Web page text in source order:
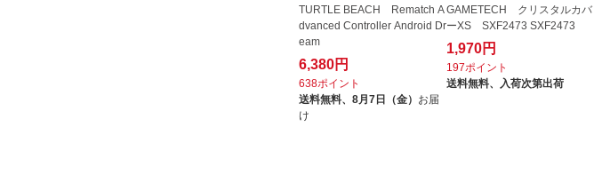
TURTLE BEACH Rematch A
dvanced Controller Android Dr
eam
6,380円
638ポイント
送料無料、 8月7日（金） お届
け
GAMETECH クリスタルカバ
ーXS SXF2473 SXF2473
1,970円
197ポイント
送料無料、 入荷次第出荷